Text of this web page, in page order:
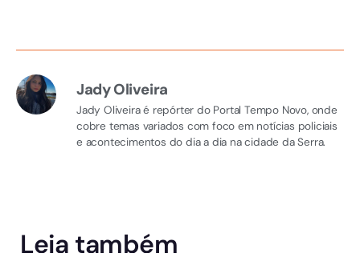
Jady Oliveira
Jady Oliveira é repórter do Portal Tempo Novo, onde
cobre temas variados com foco em notícias policiais
e acontecimentos do dia a dia na cidade da Serra.
Leia também